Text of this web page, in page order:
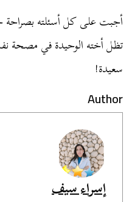
أجبت على كل أسئلته بصراحة
تظل أخته الوحيدة في مصحة
سعيدة!
Author
إسراء سيف